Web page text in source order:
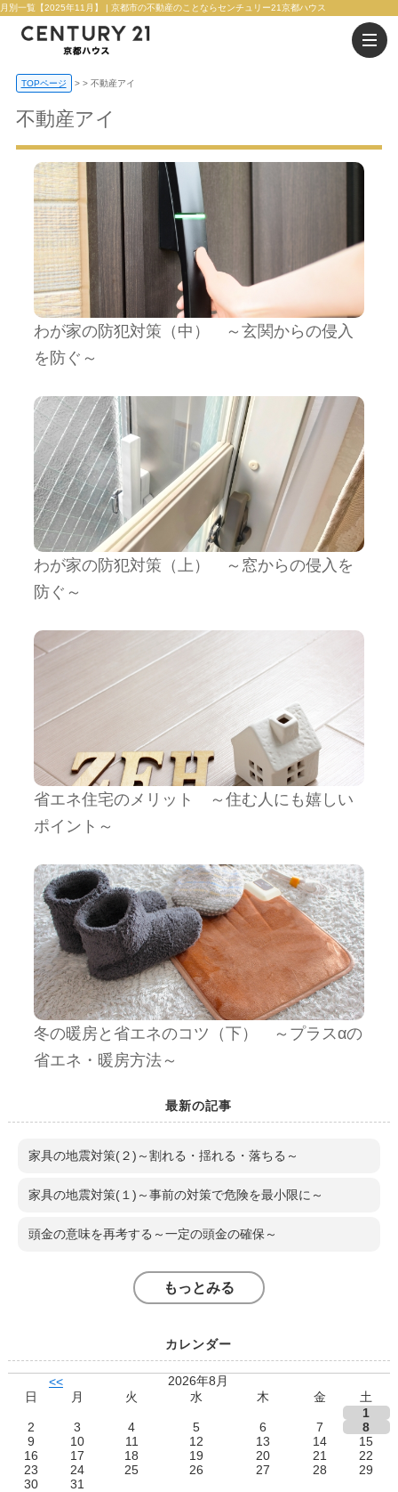
月別一覧【2025年11月】 | 京都市の不動産のことならセンチュリー21京都ハウス
TOPページ > 不動産アイ
不動産アイ
わが家の防犯対策（中） ～玄関からの侵入
を防ぐ～
わが家の防犯対策（上） ～窓からの侵入を
防ぐ～
省エネ住宅のメリット ～住む人にも嬉しい
ポイント～
冬の暖房と省エネのコツ（下） ～プラスαの
省エネ・暖房方法～
最新の記事
家具の地震対策(２)～割れる・揺れる・落ちる～
家具の地震対策(１)～事前の対策で危険を最小限に～
頭金の意味を再考する～一定の頭金の確保～
もっとみる
カレンダー
<<
2026年8月
日
月 火 水 木 金
土
1
2
3 4 5 6 7
8
9
10 11 12 13 14
15
16
17 18 19 20 21
22
23
24 25 26 27 28
29
30
31